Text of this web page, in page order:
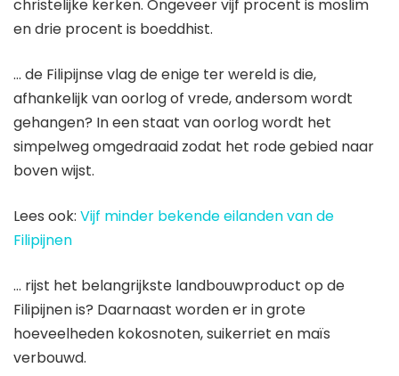
christelijke kerken. Ongeveer vijf procent is moslim
en drie procent is boeddhist.
… de Filipijnse vlag de enige ter wereld is die,
afhankelijk van oorlog of vrede, andersom wordt
gehangen? In een staat van oorlog wordt het
simpelweg omgedraaid zodat het rode gebied naar
boven wijst.
Lees ook: Vijf minder bekende eilanden van de
Filipijnen
… rijst het belangrijkste landbouwproduct op de
Filipijnen is? Daarnaast worden er in grote
hoeveelheden kokosnoten, suikerriet en maïs
verbouwd.